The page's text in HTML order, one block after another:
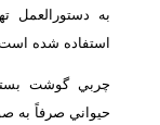
به دستورالعمل
استفاده شده
چربي گوشت
حيواني صرفاً به